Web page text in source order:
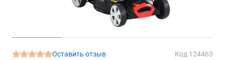
Оставить отзыв Код 124463